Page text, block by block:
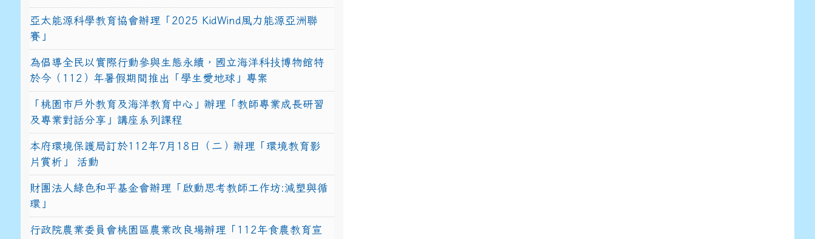
亞太能源科學教育協會辦理「2025 KidWind風力能源亞洲聯
賽」
為倡導全民以實際行動參與生態永續，國立海洋科技博物館特
於今（112）年暑假期間推出「學生愛地球」專案
「桃園市戶外教育及海洋教育中心」辦理「教師專業成長研習
及專業對話分享」講座系列課程
本府環境保護局訂於112年7月18日（二）辦理「環境教育影
片賞析」 活動
財團法人綠色和平基金會辦理「啟動思考教師工作坊:減塑與循
環」
行政院農業委員會桃園區農業改良場辦理「112年食農教育宣